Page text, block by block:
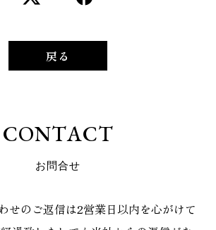
戻る
CONTACT
お問合せ
せのご返信は2営業日以内を心がけて